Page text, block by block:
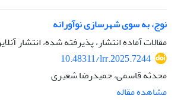
نوج، به سوی شهرسازی نوآورانه
مقالات آماده انتشار، پذیرفته شده، انتشار
10.48311/lrr.2025.7244
محدثه قاسمی، حمیدرضا شعیری
مشاهده مقاله